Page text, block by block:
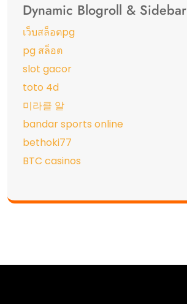
Dynamic Blogroll & Sidebar
เว็บสล็อตpg
pg สล็อต
slot gacor
toto 4d
미라클 알
bandar sports online
bethoki77
BTC casinos